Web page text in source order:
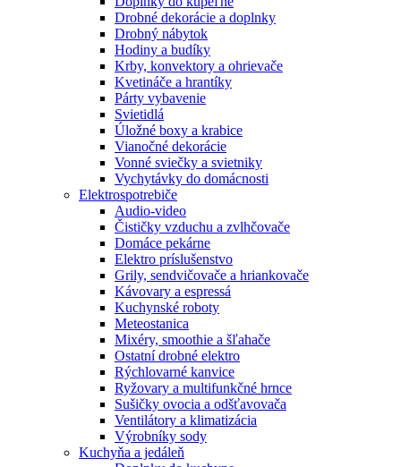
Drobné dekorácie a doplnky
Drobný nábytok
Hodiny a budíky
Krby, konvektory a ohrievače
Kvetináče a hrantíky
Párty vybavenie
Svietidlá
Úložné boxy a krabice
Vianočné dekorácie
Vonné sviečky a svietniky
Vychytávky do domácnosti
Elektrospotrebiče
Audio-video
Čističky vzduchu a zvlhčovače
Domáce pekárne
Elektro príslušenstvo
Grily, sendvičovače a hriankovače
Kávovary a espressá
Kuchynské roboty
Meteostanica
Mixéry, smoothie a šľahače
Ostatní drobné elektro
Rýchlovarné kanvice
Ryžovary a multifunkčné hrnce
Sušičky ovocia a odšťavovača
Ventilátory a klimatizácia
Výrobníky sody
Kuchyňa a jedáleň